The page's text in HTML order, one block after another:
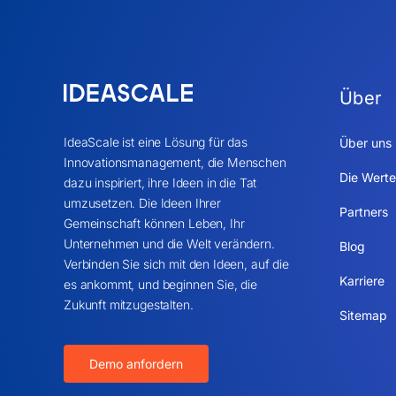
IdeaScale ist eine Lösung für das
Innovationsmanagement, die Menschen
dazu inspiriert, ihre Ideen in die Tat
umzusetzen. Die Ideen Ihrer
Gemeinschaft können Leben, Ihr
Unternehmen und die Welt verändern.
Verbinden Sie sich mit den Ideen, auf die
es ankommt, und beginnen Sie, die
Zukunft mitzugestalten.
Demo anfordern
Über
Über uns
Die
Partners
Blog
Karriere
Sitemap